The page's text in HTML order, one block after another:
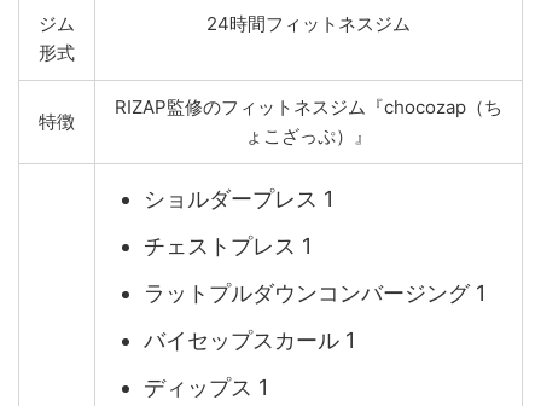
ジム
形式
24時間フィットネスジム
特徴
RIZAP監修のフィットネスジム『chocozap（ち
ょこざっぷ）』
ショルダープレス 1
チェストプレス 1
ラットプルダウンコンバージング 1
バイセップスカール 1
ディップス 1